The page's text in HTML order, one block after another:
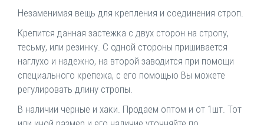
Незаменимая вещь для крепления и соединения строп.
Крепится данная застежка с двух сторон на стропу,
тесьму, или резинку. С одной стороны пришивается
наглухо и надежно, на второй заводится при помощи
специального крепежа, с его помощью Вы можете
регулировать длину стропы.
В наличии черные и хаки. Продаем оптом и от 1шт. Тот